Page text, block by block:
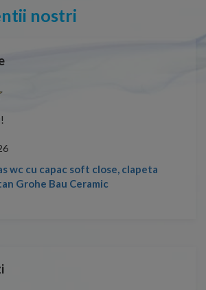
nostri
wc cu capac soft close, clapeta
Grohe Bau Ceramic